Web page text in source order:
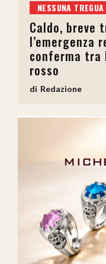
NESSUNA TREGUA
Caldo, breve
l’emergenza
conferma tra
rosso
Redazione